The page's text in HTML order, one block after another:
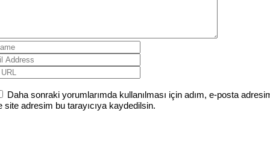
Daha sonraki yorumlarımda kullanılması için adım, e-posta
site adresim bu tarayıcıya kaydedilsin.